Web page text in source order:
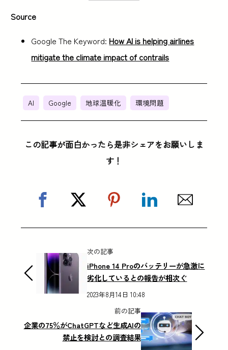
Source
Google The Keyword: How AI is helping airlines
mitigate the climate impact of contrails
AI Google 地球温暖化 環境問題
この記事が面白かったら是非シェアをお願いしま
す！
次の記事
iPhone 14 Proのバッテリーが急激に
劣化しているとの報告が相次ぐ
2023年8月14日 10:48
前の記事
企業の75％がChatGPTなど生成AIの
禁止を検討との調査結果